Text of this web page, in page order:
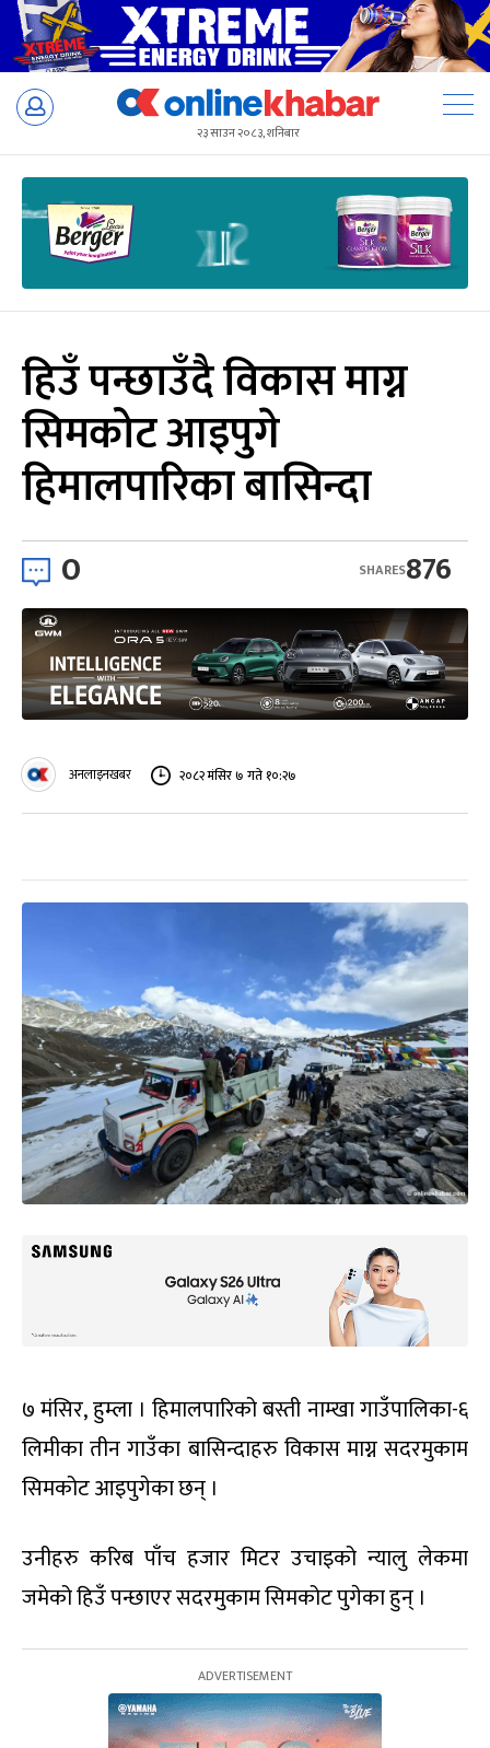
Skip
२३ साउन २०८३, शनिबार
हिउँ पन्छाउँदै विकास माग्न
सिमकोट आइपुगे
हिमालपारिका बासिन्दा
0 876
SHARES
अनलाइनखबर २०८२ मंसिर ७ गते १०:२७
७ मंसिर, हुम्ला । हिमालपारिको बस्ती नाम्खा गाउँपालिका-६
लिमीका तीन गाउँका बासिन्दाहरु विकास माग्न सदरमुकाम
सिमकोट आइपुगेका छन् ।
उनीहरु करिब पाँच हजार मिटर उचाइको न्यालु लेकमा
जमेको हिउँ पन्छाएर सदरमुकाम सिमकोट पुगेका हुन् ।